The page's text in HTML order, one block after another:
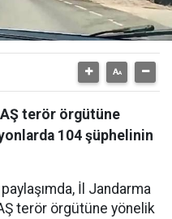
terör örgütüne
104 şüphelinin
İl Jandarma
terör örgütüne yönelik